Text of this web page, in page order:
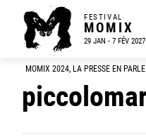
FESTIVAL
MOMIX
29 JAN - 7 FÉV 2027
MOMIX 2024, LA PRESSE EN PARLE